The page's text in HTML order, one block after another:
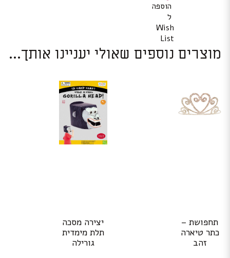
הוספה
ל
Wish
List
מוצרים נוספים שאולי יעניינו אותך...
תחפושת –
כתר טיארה
זהב
יצירה מסכה
תלת מימדית
גורילה